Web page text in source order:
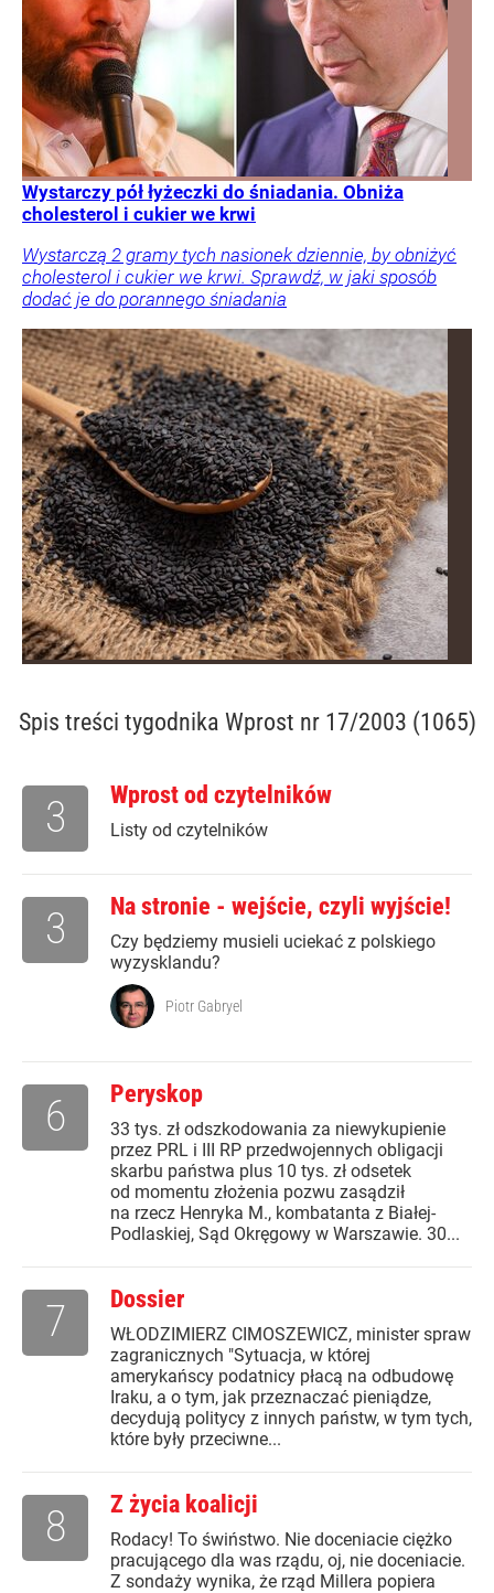
Wystarczy pół łyżeczki do śniadania. Obniża
cholesterol i cukier we krwi
Wystarczą 2 gramy tych nasionek dziennie, by obniżyć
cholesterol i cukier we krwi. Sprawdź, w jaki sposób
dodać je do porannego śniadania
Spis treści tygodnika Wprost nr 17/2003 (1065)
Wprost od czytelników
Listy od czytelników
3
Na stronie - wejście, czyli wyjście!
Czy będziemy musieli uciekać z polskiego
wyzysklandu?
3
Piotr Gabryel
Peryskop
33 tys. zł odszkodowania za niewykupienie
przez PRL i III RP przedwojennych obligacji
skarbu państwa plus 10 tys. zł odsetek
od momentu złożenia pozwu zasądził
na rzecz Henryka M., kombatanta z Białej-
Podlaskiej, Sąd Okręgowy w Warszawie. 30...
6
Dossier
WŁODZIMIERZ CIMOSZEWICZ, minister spraw
zagranicznych "Sytuacja, w której
amerykańscy podatnicy płacą na odbudowę
Iraku, a o tym, jak przeznaczać pieniądze,
decydują politycy z innych państw, w tym tych,
które były przeciwne...
7
Z życia koalicji
Rodacy! To świństwo. Nie doceniacie ciężko
pracującego dla was rządu, oj, nie doceniacie.
Z sondaży wynika, że rząd Millera popiera
8